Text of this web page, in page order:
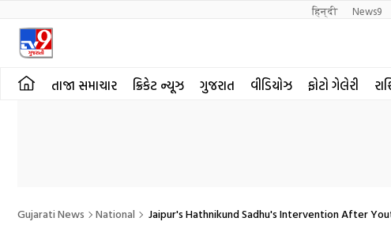
हिन्दी News9
તાજા સમાચાર ક્રિકેટ ન્યૂઝ ગુજરાત વીડિયોઝ ફોટો ગેલેરી
Gujarati News National Jaipur's Hathnikund Sadhu's Intervention After